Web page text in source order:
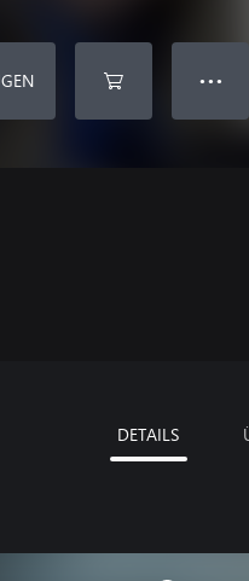
● ● ●
DETAILS